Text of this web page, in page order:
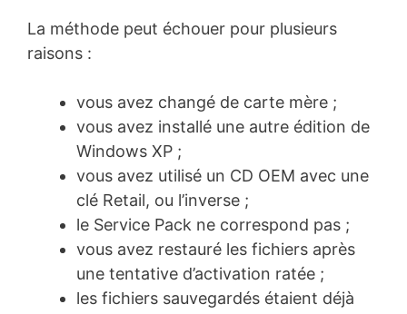
La méthode peut échouer pour plusieurs
raisons :
vous avez changé de carte mère ;
vous avez installé une autre édition de
Windows XP ;
vous avez utilisé un CD OEM avec une
clé Retail, ou l’inverse ;
le Service Pack ne correspond pas ;
vous avez restauré les fichiers après
une tentative d’activation ratée ;
les fichiers sauvegardés étaient déjà